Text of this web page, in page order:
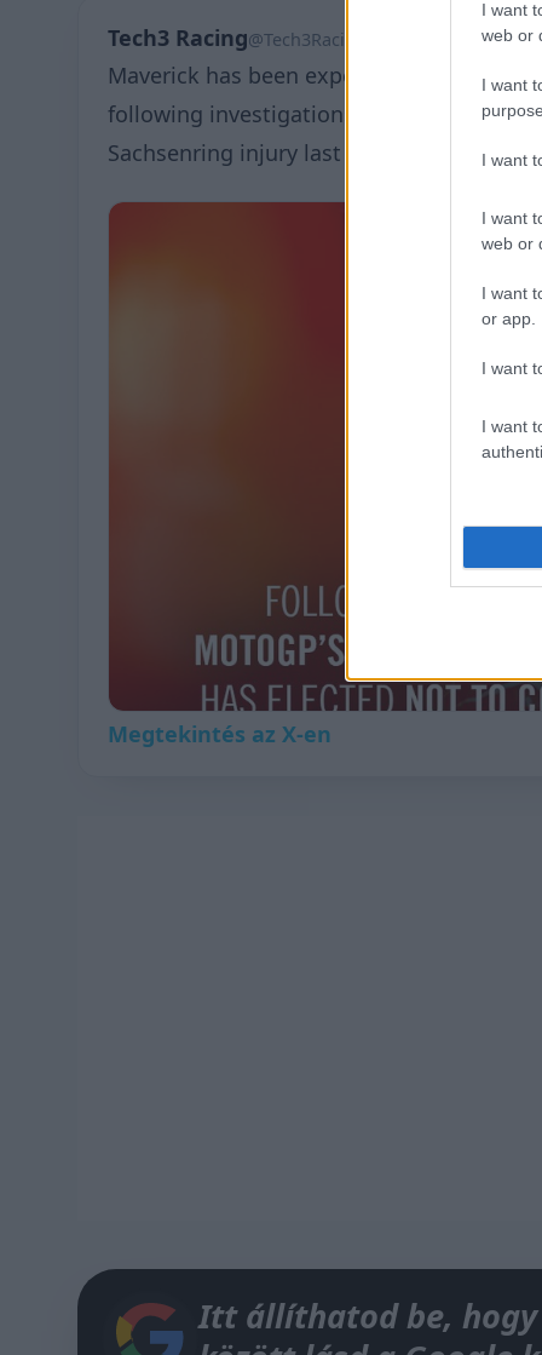
I want
web or
I want
I want
I want
web or
I want
or app.
I want
I want
Tech3 Racing@Tech3Racing
Maverick has been experiencing pain
following investigations earlier this week,
Sachsenring injury last year has become
Megtekintés az X-en
Itt állíthatod be, hogy